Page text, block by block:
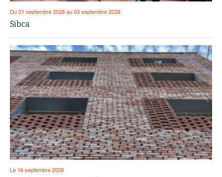
Du 01 septembre 2026 au 03 septembre 2026
Sibca
Le 16 septembre 2026